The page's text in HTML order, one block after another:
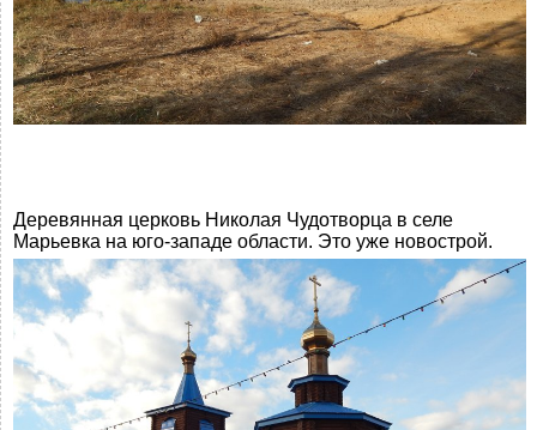
Деревянная церковь Николая Чудотворца в селе
Марьевка на юго-западе области. Это уже новострой.